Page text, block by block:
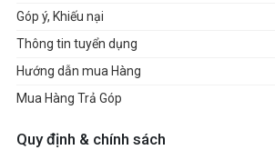
Góp ý, Khiếu nại
Thông tin tuyển dụng
Hướng dẫn mua Hàng
Mua Hàng Trả Góp
Quy định & chính sách